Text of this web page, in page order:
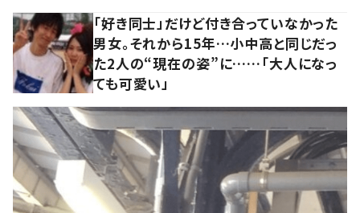
「好き同士」だけど付き合っていなかった
男女。それから15年…小中高と同じだっ
た2人の“現在の姿”に……「大人になっ
ても可愛い」